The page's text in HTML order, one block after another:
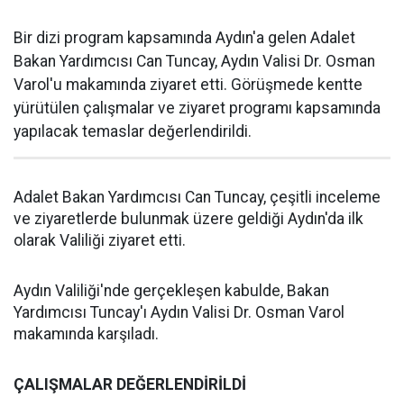
Bir dizi program kapsamında Aydın'a gelen Adalet
Bakan Yardımcısı Can Tuncay, Aydın Valisi Dr. Osman
Varol'u makamında ziyaret etti. Görüşmede kentte
yürütülen çalışmalar ve ziyaret programı kapsamında
yapılacak temaslar değerlendirildi.
Adalet Bakan Yardımcısı Can Tuncay, çeşitli inceleme
ve ziyaretlerde bulunmak üzere geldiği Aydın'da ilk
olarak Valiliği ziyaret etti.
Aydın Valiliği'nde gerçekleşen kabulde, Bakan
Yardımcısı Tuncay'ı Aydın Valisi Dr. Osman Varol
makamında karşıladı.
ÇALIŞMALAR DEĞERLENDİRİLDİ